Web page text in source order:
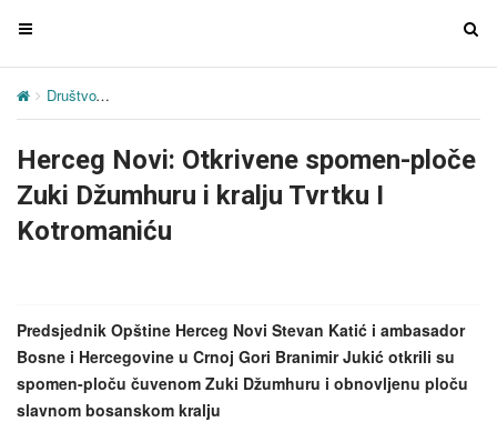
T
g
e
n
v
a
t
o
T
e
Društvo
Herceg Novi: Otkrivene spomen-ploče
Zuki Džumhuru i kralju Tvrtku I
Kotromaniću
Predsjednik Opštine Herceg Novi Stevan Katić i ambasador
Bosne i Hercegovine u Crnoj Gori Branimir Jukić otkrili su
spomen-ploču čuvenom Zuki Džumhuru i obnovljenu ploču
slavnom bosanskom kralju